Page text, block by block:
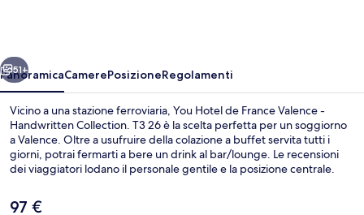
-
Handwritten
Collection.
T3
26
Avanti
51+
PanoramicaCamerePosizioneRegolamenti
Vicino a una stazione ferroviaria, You Hotel de France Valence -
Handwritten Collection. T3 26 è la scelta perfetta per un soggiorno
a Valence. Oltre a usufruire della colazione a buffet servita tutti i
giorni, potrai fermarti a bere un drink al bar/lounge. Le recensioni
dei viaggiatori lodano il personale gentile e la posizione centrale.
Il
97 €